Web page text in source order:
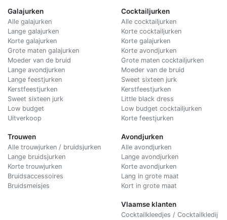
Galajurken
Alle galajurken
Lange galajurken
Korte galajurken
Grote maten galajurken
Moeder van de bruid
Lange avondjurken
Lange feestjurken
Kerstfeestjurken
Sweet sixteen jurk
Low budget
Uitverkoop
Trouwen
Alle trouwjurken / bruidsjurken
Lange bruidsjurken
Korte trouwjurken
Bruidsaccessoires
Bruidsmeisjes
Cocktailjurken
Alle cocktailjurken
Korte cocktailjurken
Korte galajurken
Korte avondjurken
Grote maten cocktailjurken
Moeder van de bruid
Sweet sixteen jurk
Kerstfeestjurken
Little black dress
Low budget cocktailjurken
Korte feestjurken
Avondjurken
Alle avondjurken
Lange avondjurken
Korte avondjurken
Lang in grote maat
Kort in grote maat
Vlaamse klanten
Cocktailkleedjes / Cocktailkledij